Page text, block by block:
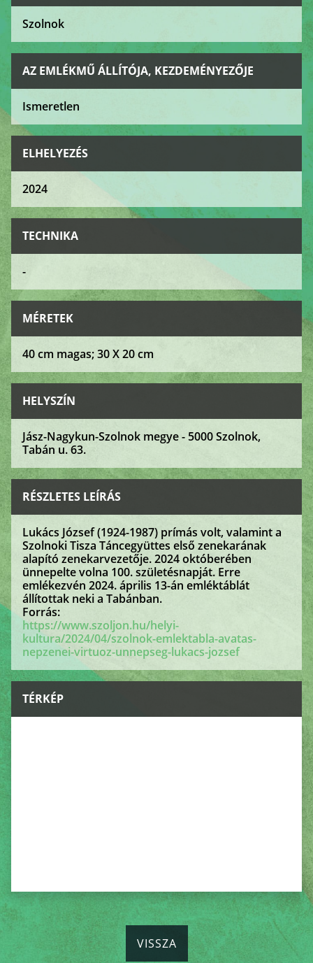
Szolnok
AZ EMLÉKMŰ ÁLLÍTÓJA, KEZDEMÉNYEZŐJE
Ismeretlen
ELHELYEZÉS
2024
TECHNIKA
-
MÉRETEK
40 cm magas; 30 X 20 cm
HELYSZÍN
Jász-Nagykun-Szolnok megye - 5000 Szolnok,
Tabán u. 63.
RÉSZLETES LEÍRÁS
Lukács József (1924-1987) prímás volt, valamint a
Szolnoki Tisza Táncegyüttes első zenekarának
alapító zenekarvezetője. 2024 októberében
ünnepelte volna 100. születésnapját. Erre
emlékezvén 2024. április 13-án emléktáblát
állítottak neki a Tabánban.
Forrás:
https://www.szoljon.hu/helyi-
kultura/2024/04/szolnok-emlektabla-avatas-
nepzenei-virtuoz-unnepseg-lukacs-jozsef
TÉRKÉP
VISSZA